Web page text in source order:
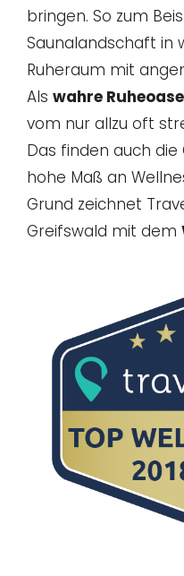
bringen. So zum
Saunalandschaft in
Ruheraum mit
Als wahre Ruheoase
vom nur allzu oft
Das finden auch
hohe Maß an
Grund zeichnet
Greifswald mit dem